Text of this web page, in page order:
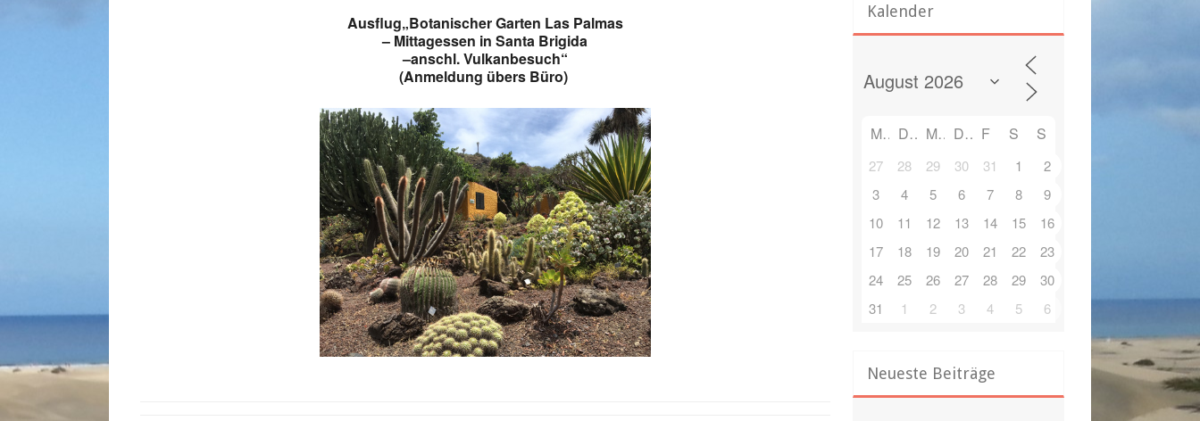
Ausflug„Botanischer Garten Las Palmas
– Mittagessen in Santa Brigida
–anschl. Vulkanbesuch“
(Anmeldung übers Büro)
Kalender
M D M D F S S
27 28 29 30 31 1
2
3
4 5 6 7 8
9
10
11 12 13 14 15
16
17
18 19 20 21 22
23
24
25 26 27 28 29
30
31
1 2 3 4 5 6
Neueste Beiträge